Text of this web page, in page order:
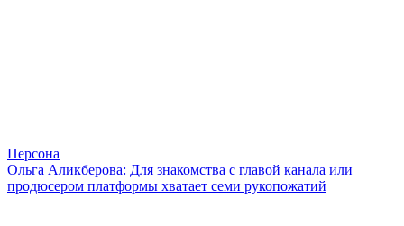
Персона
Ольга Аликберова: Для знакомства с главой канала или
продюсером платформы хватает семи рукопожатий